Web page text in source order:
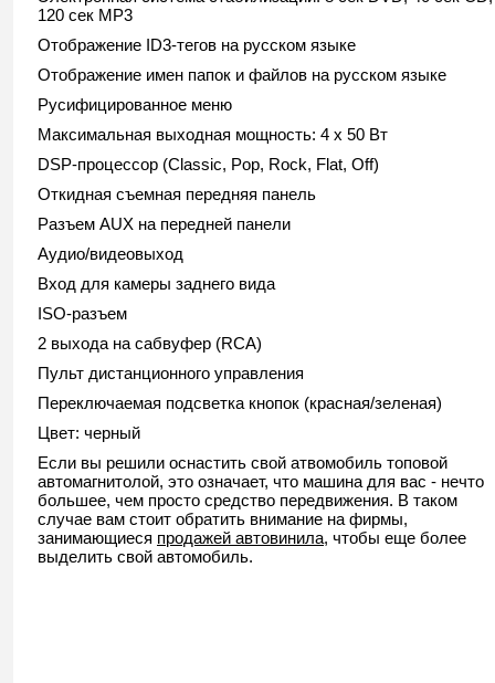
120 cек MP3
Отображение ID3-тегов на русском языке
Отображение имен папок и файлов на русском языке
Русифицированное меню
Максимальная выходная мощность: 4 x 50 Вт
DSP-процессор (Classic, Pop, Rock, Flat, Off)
Откидная съемная передняя панель
Разъем AUX на передней панели
Аудио/видеовыход
Вход для камеры заднего вида
ISO-разъем
2 выхода на сабвуфер (RCA)
Пульт дистанционного управления
Переключаемая подсветка кнопок (красная/зеленая)
Цвет: черный
Если вы решили оснастить свой атвомобиль топовой
автомагнитолой, это означает, что машина для вас - нечто
большее, чем просто средство передвижения. В таком
случае вам стоит обратить внимание на фирмы,
занимающиеся продажей автовинила, чтобы еще более
выделить свой автомобиль.